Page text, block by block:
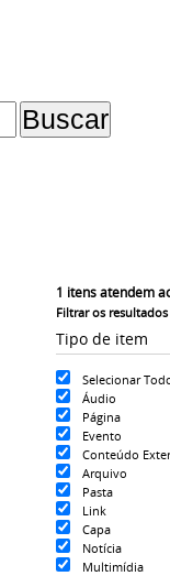
1 itens atendem
Filtrar os resultados
Tipo de item
Selecionar
Áudio
Página
Evento
Conteúdo
Arquivo
Pasta
Link
Capa
Notícia
Multimídia